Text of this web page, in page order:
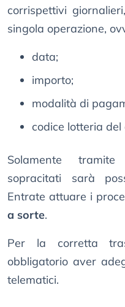
corrispettivi
singola operazione,
data;
importo;
modalità di
codice lotteria del
Solamente
sopracitati sarà
Entrate attuare i
a sorte.
Per la corretta
obbligatorio aver
telematici.